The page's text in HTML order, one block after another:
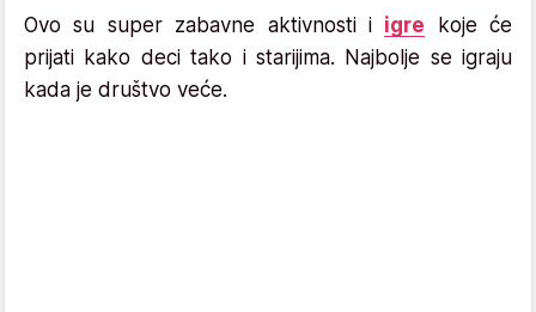
Ovo su super zabavne aktivnosti i igre koje će
prijati kako deci tako i starijima. Najbolje se igraju
kada je društvo veće.